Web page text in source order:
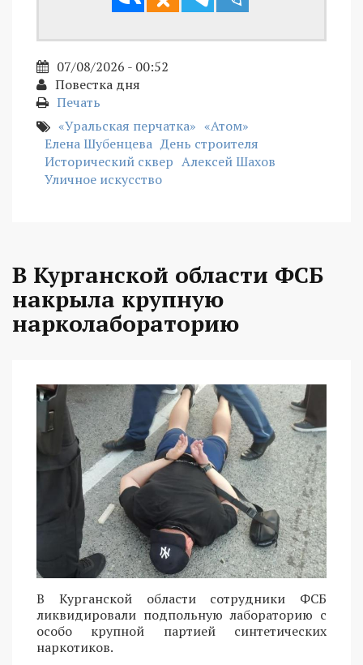
07/08/2026 - 00:52
Повестка дня
Печать
«Уральская перчатка» «Атом»
Елена Шубенцева День строителя
Исторический сквер Алексей Шахов
Уличное искусство
В Курганской области ФСБ
накрыла крупную
нарколабораторию
В Курганской области сотрудники ФСБ
ликвидировали подпольную лабораторию с
особо крупной партией синтетических
наркотиков.